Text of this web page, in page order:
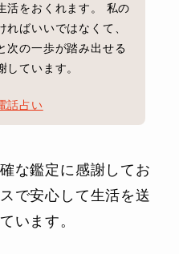
活をおくれます。 私の
ればいいではなくて、
次の一歩が踏み出せる
しています。
話占い
な鑑定に感謝してお
で安心して生活を送
います。